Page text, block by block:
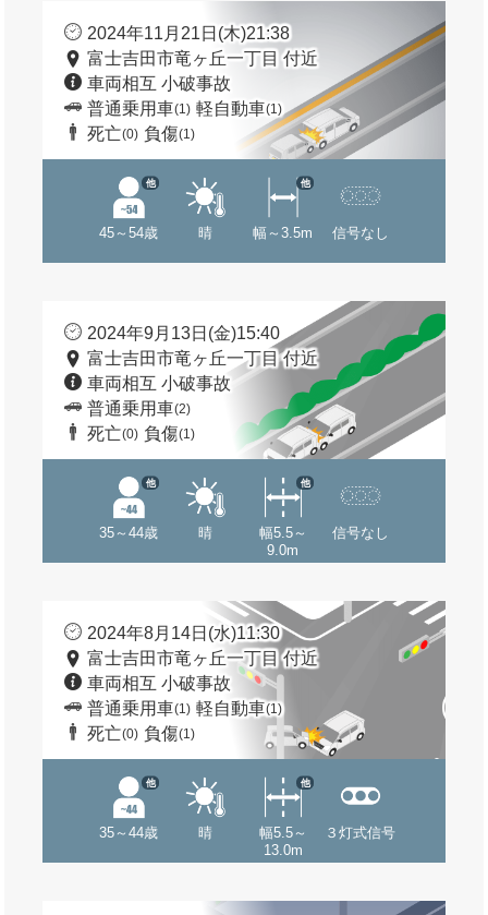
2024年11月21日(木)21:38
富士吉田市竜ヶ丘一丁目 付近
車両相互 小破事故
普通乗用車(1) 軽自動車(1)
死亡(0) 負傷(1)
45～54歳
他
晴 幅～3.5m
他
信号なし
2024年9月13日(金)15:40
富士吉田市竜ヶ丘一丁目 付近
車両相互 小破事故
普通乗用車(2)
死亡(0) 負傷(1)
35～44歳
他
晴
幅5.5～
9.0m
他
信号なし
2024年8月14日(水)11:30
富士吉田市竜ヶ丘一丁目 付近
車両相互 小破事故
普通乗用車(1) 軽自動車(1)
死亡(0) 負傷(1)
35～44歳
他
晴
幅5.5～
13.0m
他
３灯式信号